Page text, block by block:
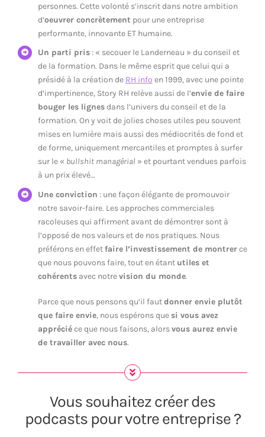
personnes. Cette volonté s’inscrit dans notre ambition
d’oeuvrer concrètement pour une entreprise
performante, innovante ET humaine.
Un parti pris: « secouer le Landerneau » du conseil et
de la formation. Dans le même esprit que celui qui a
présidé à la création de RH info en 1999, avec une pointe
d’impertinence, Story RH relève aussi de l’envie de faire
bouger les lignesdans l’univers du conseil et de la
formation. On y voit de jolies choses utiles peu souvent
mises en lumière mais aussi des médiocrités de fond et
de forme, uniquement mercantiles et promptes à surfer
sur le « bullshit managérial » et pourtant vendues parfois
à un prix élevé…
Une conviction : une façon élégante de promouvoir
notre savoir-faire. Les approches commerciales
racoleuses qui affirment avant de démontrer sont à
l’opposé de nos valeurs et de nos pratiques. Nous
préférons en effetfaire l’investissement de montrerce
que nous pouvons faire, tout en étant utiles et
cohérentsavec notrevision du monde.
Parce que nous pensons qu’il fautdonner envie plutôt
que faire envie, nous espérons quesi vous avez
appréciéce que nous faisons, alorsvous aurez envie
de travailler avec nous.
Vous souhaitez créer des
podcasts pour votre entreprise ?